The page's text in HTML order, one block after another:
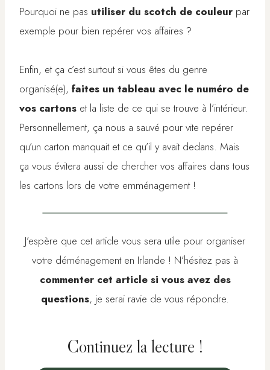
Pourquoi ne pas utiliser du scotch de couleur par
exemple pour bien repérer vos affaires ?
Enfin, et ça c’est surtout si vous êtes du genre
organisé(e), faites un tableau avec le numéro de
vos cartons et la liste de ce qui se trouve à l’intérieur.
Personnellement, ça nous a sauvé pour vite repérer
qu’un carton manquait et ce qu’il y avait dedans. Mais
ça vous évitera aussi de chercher vos affaires dans tous
les cartons lors de votre emménagement !
J’espère que cet article vous sera utile pour organiser
votre déménagement en Irlande ! N’hésitez pas à
commenter cet article si vous avez des
questions, je serai ravie de vous répondre.
Continuez la lecture !